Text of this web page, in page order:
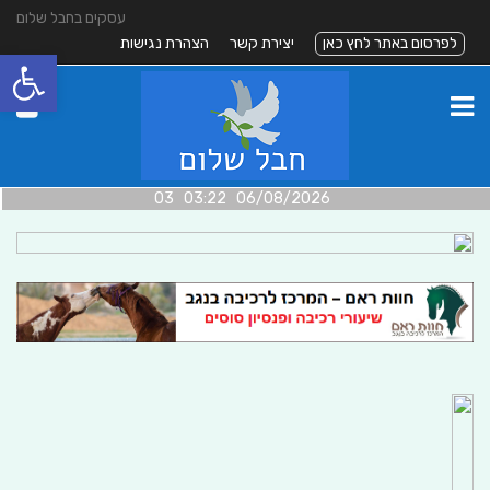
פתח
עסקים בחבל שלום
לפרסום באתר לחץ כאן
יצירת קשר הצהרת נגישות
06/08/2026 03:22 03